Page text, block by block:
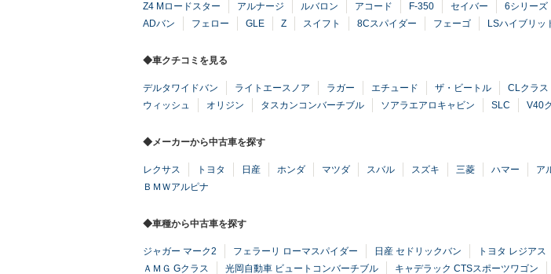
Z4 Mロードスター アルナージ ルバロン アコード F-350 セイバー 6シリーズ
ADバン
フェロー GLE Z スイフト 8Cスパイダー フェーゴ LSハイブリッ
◆車クチコミを見る
デルタワイドバン ライトエースノア ラガー エチュード ザ・ビートル CLクラス
ウィッシュ
オリジン タスカンコンバーチブル ソアラエアロキャビン SLC V40
◆メーカーから中古車を探す
レクサス トヨタ 日産 ホンダ マツダ スバル スズキ 三菱 ハマー ア
ＢＭＷアルピナ
◆車種から中古車を探す
ジャガー マーク2 フェラーリ ローマスパイダー 日産 セドリックバン トヨタ レジアス
ＡＭＧ Gクラス
光岡自動車 ビュートコンバーチブル キャデラック CTSスポーツワゴン